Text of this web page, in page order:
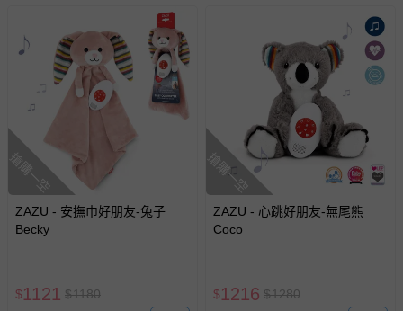
搶購一空
ZAZU - 安撫巾好朋友-兔子
Becky
$1121 $1180
搶購一空
ZAZU - 心跳好朋友-無尾熊
Coco
$1216 $1280